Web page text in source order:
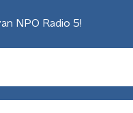
NPO Radio 5!